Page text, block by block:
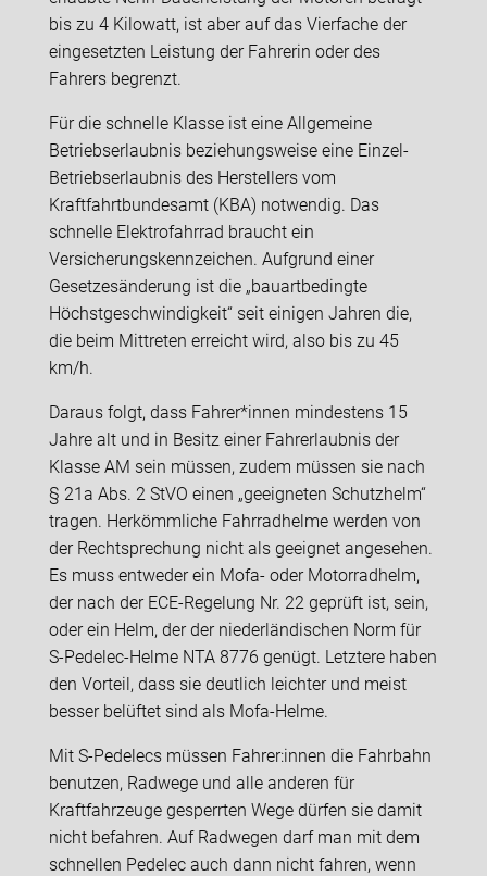
bis zu 4 Kilowatt, ist aber auf das Vierfache der
eingesetzten Leistung der Fahrerin oder des
Fahrers begrenzt.
Für die schnelle Klasse ist eine Allgemeine
Betriebserlaubnis beziehungsweise eine Einzel-
Betriebserlaubnis des Herstellers vom
Kraftfahrtbundesamt (KBA) notwendig. Das
schnelle Elektrofahrrad braucht ein
Versicherungskennzeichen. Aufgrund einer
Gesetzesänderung ist die „bauartbedingte
Höchstgeschwindigkeit“ seit einigen Jahren die,
die beim Mittreten erreicht wird, also bis zu 45
km/h.
Daraus folgt, dass Fahrer*innen mindestens 15
Jahre alt und in Besitz einer Fahrerlaubnis der
Klasse AM sein müssen, zudem müssen sie nach
§ 21a Abs. 2 StVO einen „geeigneten Schutzhelm“
tragen. Herkömmliche Fahrradhelme werden von
der Rechtsprechung nicht als geeignet angesehen.
Es muss entweder ein Mofa- oder Motorradhelm,
der nach der ECE-Regelung Nr. 22 geprüft ist, sein,
oder ein Helm, der der niederländischen Norm für
S-Pedelec-Helme NTA 8776 genügt. Letztere haben
den Vorteil, dass sie deutlich leichter und meist
besser belüftet sind als Mofa-Helme.
Mit S-Pedelecs müssen Fahrer:innen die Fahrbahn
benutzen, Radwege und alle anderen für
Kraftfahrzeuge gesperrten Wege dürfen sie damit
nicht befahren. Auf Radwegen darf man mit dem
schnellen Pedelec auch dann nicht fahren, wenn